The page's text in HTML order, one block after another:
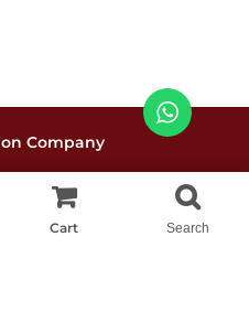
Company
Cart Search